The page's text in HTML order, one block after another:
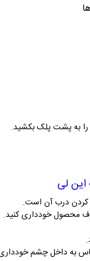
را به پشت پلک بکشید.
محصول خودداری کنید.
به داخل چشم